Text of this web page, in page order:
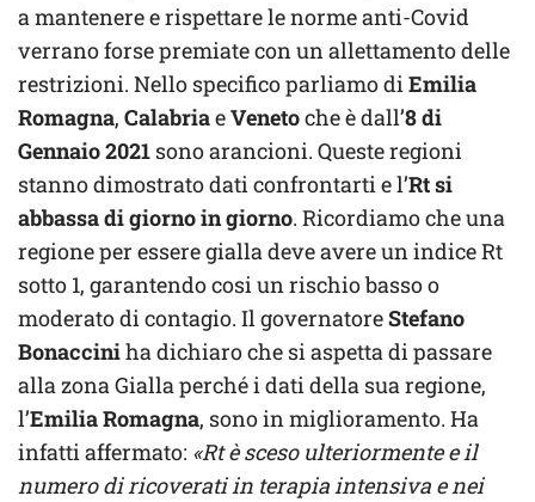
a mantenere e rispettare le norme anti-Covid
verrano forse premiate con un allettamento delle
restrizioni. Nello specifico parliamo diEmilia
Romagna, CalabriaeVenetoche è dall’8 di
Gennaio 2021 sono arancioni. Queste regioni
stanno dimostrato dati confrontarti e l’Rt si
abbassa di giorno in giorno. Ricordiamo che una
regione per essere gialla deve avere un indice Rt
sotto 1, garantendo cosi un rischio basso o
moderato di contagio. Il governatoreStefano
Bonacciniha dichiaro che si aspetta di passare
alla zona Gialla perché i dati della sua regione,
l’Emilia Romagna, sono in miglioramento. Ha
infatti affermato: «Rt è sceso ulteriormente e il
numero di ricoverati in terapia intensiva e nei